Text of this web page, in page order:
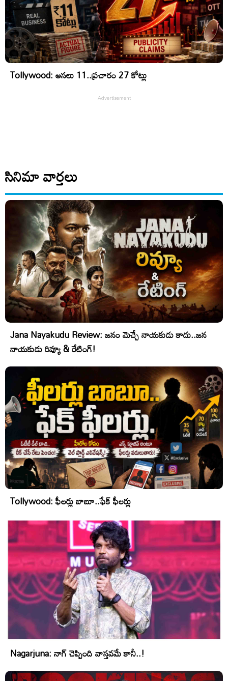
Tollywood: అసలు 11..ప్రచారం 27 కోట్లు
సినిమా వార్తలు
Jana Nayakudu Review: జనం మెచ్చే నాయకుడు కాదు..జన
నాయకుడు రివ్యూ & రేటింగ్!
Tollywood: ఫీలర్లు బాబూ..ఫేక్ ఫీలర్లు
Nagarjuna: నాగ్ చెప్పింది వాస్తవమే కానీ..!